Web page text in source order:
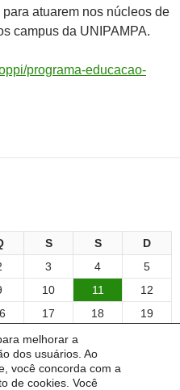
melhorar a
dos usuários. Ao
você concorda com a
de cookies. Você
atuarem nos núcleos de
campus da UNIPAMPA.
programa-educacao-
S S
D
3 4
5
10 11
12
17 18
19
24
31